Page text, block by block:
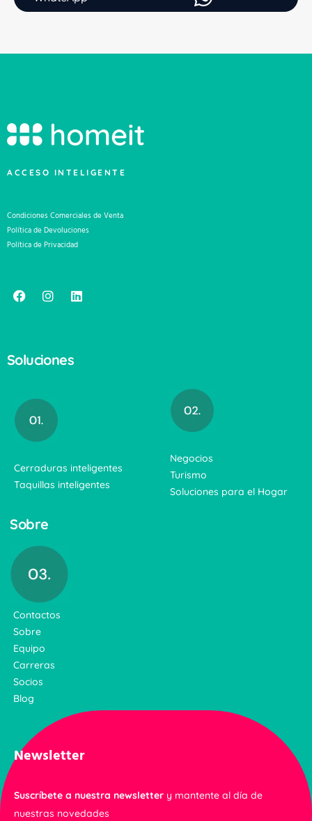
ACCESO INTELIGENTE
Condiciones Comerciales de Venta
Política de Devoluciones
Política de Privacidad
Soluciones
Cerraduras inteligentes
Taquillas inteligentes
Negocios
Turismo
Soluciones para el Hogar
Sobre
Contactos
Sobre
Equipo
Carreras
Socios
Blog
Newsletter
Suscríbete a nuestra newsletter y mantente al día de
nuestras novedades